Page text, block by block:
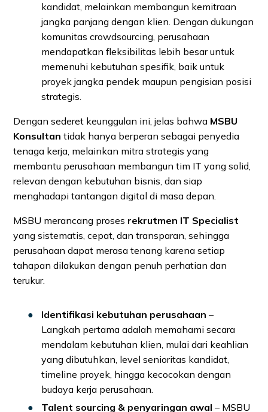
kandidat, melainkan membangun kemitraan
jangka panjang dengan klien. Dengan dukungan
komunitas crowdsourcing, perusahaan
mendapatkan fleksibilitas lebih besar untuk
memenuhi kebutuhan spesifik, baik untuk
proyek jangka pendek maupun pengisian posisi
strategis.
Dengan sederet keunggulan ini, jelas bahwa MSBU
Konsultan tidak hanya berperan sebagai penyedia
tenaga kerja, melainkan mitra strategis yang
membantu perusahaan membangun tim IT yang solid,
relevan dengan kebutuhan bisnis, dan siap
menghadapi tantangan digital di masa depan.
MSBU merancang proses rekrutmen IT Specialist
yang sistematis, cepat, dan transparan, sehingga
perusahaan dapat merasa tenang karena setiap
tahapan dilakukan dengan penuh perhatian dan
terukur.
Identifikasi kebutuhan perusahaan –
Langkah pertama adalah memahami secara
mendalam kebutuhan klien, mulai dari keahlian
yang dibutuhkan, level senioritas kandidat,
timeline proyek, hingga kecocokan dengan
budaya kerja perusahaan.
Talent sourcing & penyaringan awal – MSBU